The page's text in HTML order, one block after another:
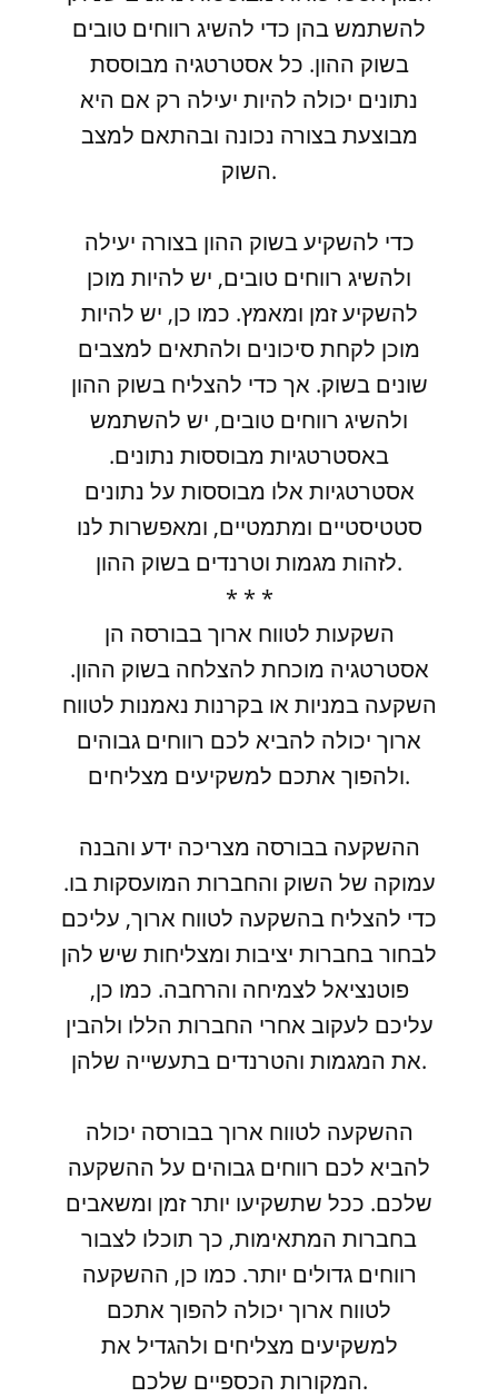
להשתמש בהן כדי להשיג רווחים טובים
בשוק ההון. כל אסטרטגיה מבוססת
נתונים יכולה להיות יעילה רק אם היא
מבוצעת בצורה נכונה ובהתאם למצב
השוק.
כדי להשקיע בשוק ההון בצורה יעילה
ולהשיג רווחים טובים, יש להיות מוכן
להשקיע זמן ומאמץ. כמו כן, יש להיות
מוכן לקחת סיכונים ולהתאים למצבים
שונים בשוק. אך כדי להצליח בשוק ההון
ולהשיג רווחים טובים, יש להשתמש
באסטרטגיות מבוססות נתונים.
אסטרטגיות אלו מבוססות על נתונים
סטטיסטיים ומתמטיים, ומאפשרות לנו
לזהות מגמות וטרנדים בשוק ההון.
* * *
השקעות לטווח ארוך בבורסה הן
אסטרטגיה מוכחת להצלחה בשוק ההון.
השקעה במניות או בקרנות נאמנות לטווח
ארוך יכולה להביא לכם רווחים גבוהים
ולהפוך אתכם למשקיעים מצליחים.
ההשקעה בבורסה מצריכה ידע והבנה
עמוקה של השוק והחברות המועסקות בו.
כדי להצליח בהשקעה לטווח ארוך, עליכם
לבחור בחברות יציבות ומצליחות שיש להן
פוטנציאל לצמיחה והרחבה. כמו כן,
עליכם לעקוב אחרי החברות הללו ולהבין
את המגמות והטרנדים בתעשייה שלהן.
ההשקעה לטווח ארוך בבורסה יכולה
להביא לכם רווחים גבוהים על ההשקעה
שלכם. ככל שתשקיעו יותר זמן ומשאבים
בחברות המתאימות, כך תוכלו לצבור
רווחים גדולים יותר. כמו כן, ההשקעה
לטווח ארוך יכולה להפוך אתכם
למשקיעים מצליחים ולהגדיל את
המקורות הכספיים שלכם.